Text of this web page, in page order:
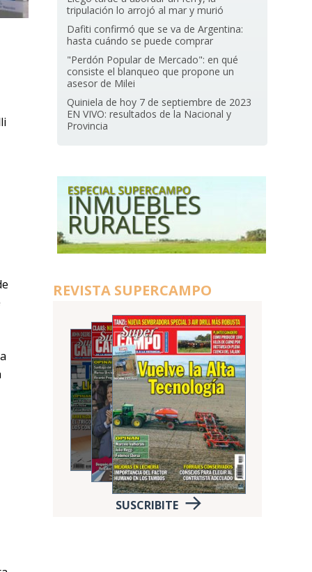
tripulación lo arrojó al mar y murió
Dafiti confirmó que se va de Argentina:
hasta cuándo se puede comprar
"Perdón Popular de Mercado": en qué
consiste el blanqueo que propone un
asesor de Milei
Quiniela de hoy 7 de septiembre de 2023
EN VIVO: resultados de la Nacional y
Provincia
REVISTA SUPERCAMPO
SUSCRIBITE